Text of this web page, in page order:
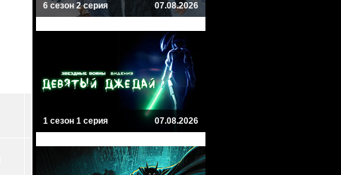
6 сезон 2 серия 07.08.2026
1 сезон 1 серия 07.08.2026